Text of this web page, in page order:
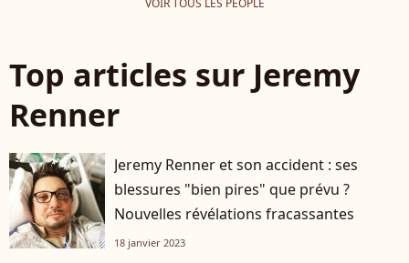
Top articles sur Jeremy
Renner
Jeremy Renner et son accident : ses
blessures "bien pires" que prévu ?
Nouvelles révélations fracassantes
18 janvier 2023